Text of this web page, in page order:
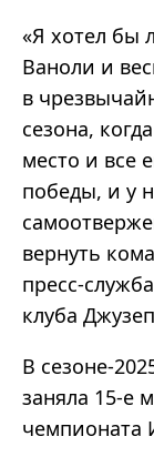
«Я хотел бы
Ваноли и
в
сезона,
место и все
победы, и у
вернуть
пресс-
клуба
В сезоне-
заняла 15-е
чемпионата